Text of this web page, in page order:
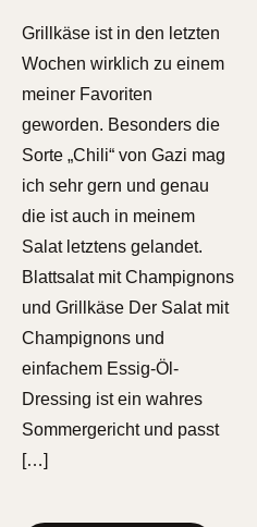
Grillkäse ist in den letzten
Wochen wirklich zu einem
meiner Favoriten
geworden. Besonders die
Sorte „Chili“ von Gazi mag
ich sehr gern und genau
die ist auch in meinem
Salat letztens gelandet.
Blattsalat mit Champignons
und Grillkäse Der Salat mit
Champignons und
einfachem Essig-Öl-
Dressing ist ein wahres
Sommergericht und passt
[…]